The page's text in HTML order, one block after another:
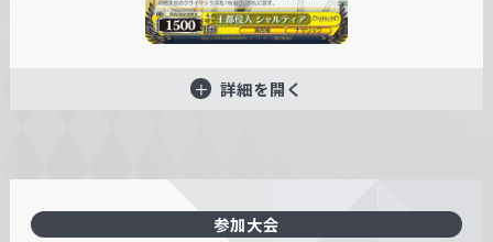
詳細を開く
参加大会